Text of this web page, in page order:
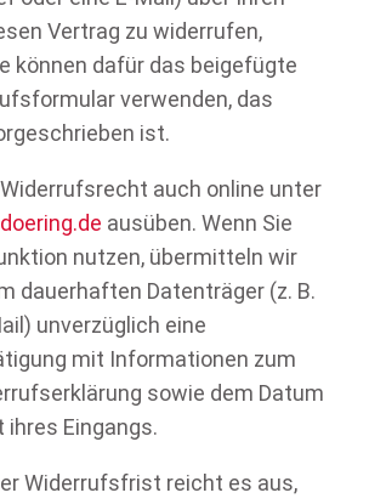
Vertrag zu widerrufen,
können dafür das beigefügte
verwenden, das
ist.
auch online unter
ausüben. Wenn Sie
nutzen, übermitteln wir
dauerhaften Datenträger (z. B.
unverzüglich eine
mit Informationen zum
sowie dem Datum
ihres Eingangs.
Widerrufsfrist reicht es aus,